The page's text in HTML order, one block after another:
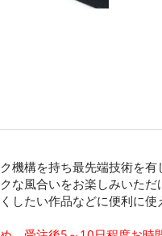
機構を持ち最先端技術を
な風合いをお楽しみいただ
したい作品などに便利に使